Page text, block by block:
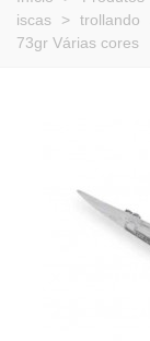
iscas
> trollando
73gr Várias cores